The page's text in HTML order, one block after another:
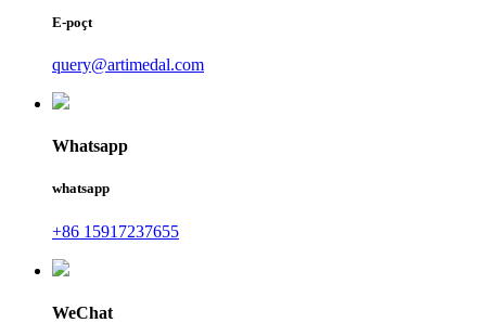
E-poçt
query@artimedal.com
Whatsapp
whatsapp
+86 15917237655
WeChat